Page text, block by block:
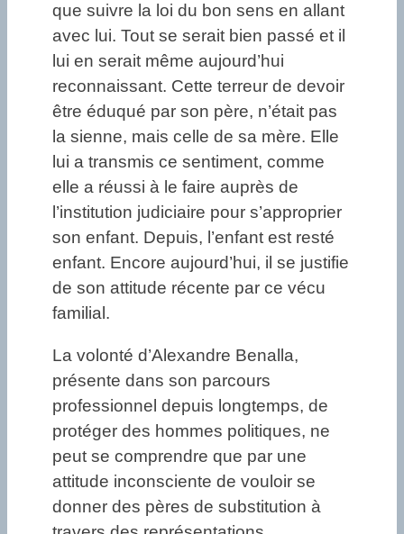
que suivre la loi du bon sens en allant
avec lui. Tout se serait bien passé et il
lui en serait même aujourd’hui
reconnaissant. Cette terreur de devoir
être éduqué par son père, n’était pas
la sienne, mais celle de sa mère. Elle
lui a transmis ce sentiment, comme
elle a réussi à le faire auprès de
l’institution judiciaire pour s’approprier
son enfant. Depuis, l’enfant est resté
enfant. Encore aujourd’hui, il se justifie
de son attitude récente par ce vécu
familial.
La volonté d’Alexandre Benalla,
présente dans son parcours
professionnel depuis longtemps, de
protéger des hommes politiques, ne
peut se comprendre que par une
attitude inconsciente de vouloir se
donner des pères de substitution à